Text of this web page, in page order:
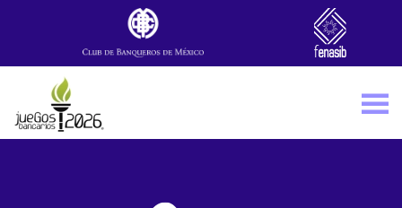
Skip to main content